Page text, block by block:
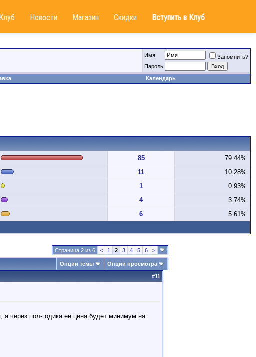
Новости Магазин Скидки Вступить в Клуб
Имя
Запомнить?
Пароль
Календарь
85
79.44%
11
10.28%
1
0.93%
4
3.74%
6 5.61%
Страница 2 из 6 < 1 2 3 4 5 6 >
Опции темы Опции просмотра
#11
а через пол-годика ее цена будет минимум на